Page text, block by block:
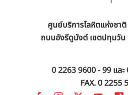
ศูนย์บริการโลหิตแห่งชา
ถนนอังรีดูนังต์ เขตปทุมวัน
0 2263 9600 - 99 และ
FAX. 0 2255